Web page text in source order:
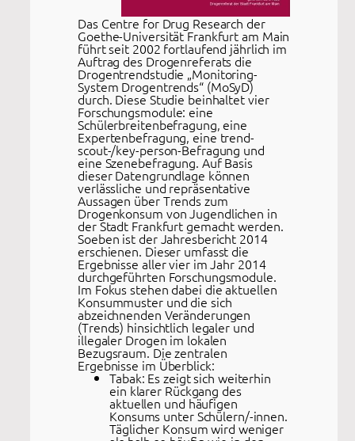
Das Centre for Drug Research der
Goethe-Universität Frankfurt am Main
führt seit 2002 fortlaufend jährlich im
Auftrag des Drogenreferats die
Drogentrendstudie „Monitoring-
System Drogentrends“ (MoSyD)
durch. Diese Studie beinhaltet vier
Forschungsmodule: eine
Schülerbreitenbefragung, eine
Expertenbefragung, eine trend-
scout-/key-person-Befragung und
eine Szenebefragung. Auf Basis
dieser Datengrundlage können
verlässliche und repräsentative
Aussagen über Trends zum
Drogenkonsum von Jugendlichen in
der Stadt Frankfurt gemacht werden.
Soeben ist der Jahresbericht 2014
erschienen. Dieser umfasst die
Ergebnisse aller vier im Jahr 2014
durchgeführten Forschungsmodule.
Im Fokus stehen dabei die aktuellen
Konsummuster und die sich
abzeichnenden Veränderungen
(Trends) hinsichtlich legaler und
illegaler Drogen im lokalen
Bezugsraum. Die zentralen
Ergebnisse im Überblick:
Tabak: Es zeigt sich weiterhin
ein klarer Rückgang des
aktuellen und häufigen
Konsums unter Schülern/-innen.
Täglicher Konsum wird weniger